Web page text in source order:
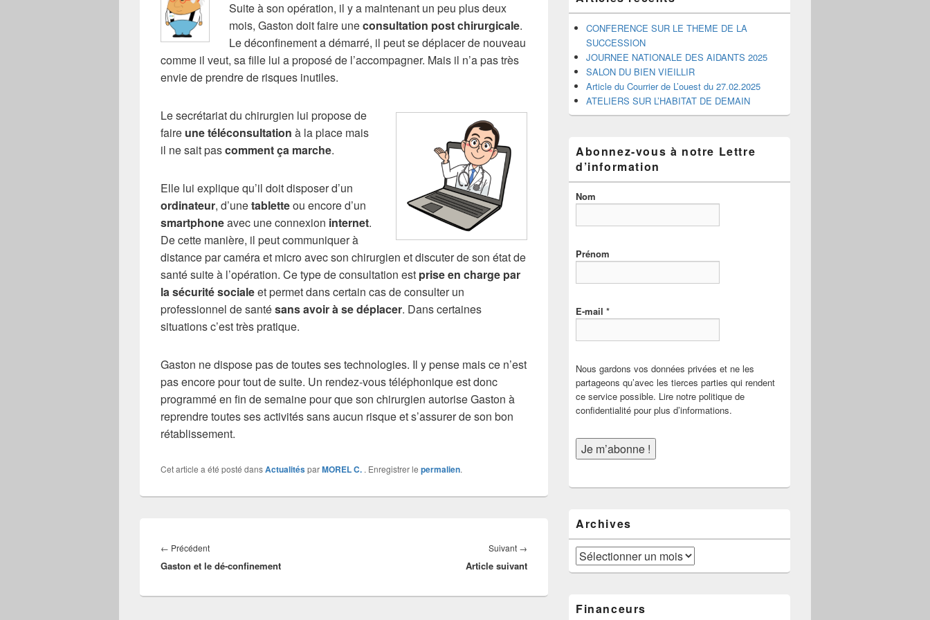
Suite à son opération, il y a maintenant un peu plus deux
mois, Gaston doit faire uneconsultation post chirurgicale.
Le déconfinement a démarré, il peut se déplacer de nouveau
comme il veut, sa fille lui a proposé de l’accompagner. Mais il n’a pas très
envie de prendre de risques inutiles.
Le secrétariat du chirurgien lui propose de
faire une téléconsultation à la place mais
il ne sait pascomment ça marche.
Elle lui explique qu’il doit disposer d’un
ordinateur, d’unetabletteou encore d’un
smartphoneavec une connexion internet.
De cette manière, il peut communiquer à
distance par caméra et micro avec son chirurgien et discuter de son état de
santé suite à l’opération. Ce type de consultation est prise en charge par
la sécurité socialeet permet dans certain cas de consulter un
professionnel de santésans avoir à se déplacer. Dans certaines
situations c’est très pratique.
Gaston ne dispose pas de toutes ses technologies. Il y pense mais ce n’est
pas encore pour tout de suite. Un rendez-vous téléphonique est donc
programmé en fin de semaine pour que son chirurgien autorise Gaston à
reprendre toutes ses activités sans aucun risque et s’assurer de son bon
rétablissement.
Cet article a été posté dansActualitésparMOREL C. . Enregistrer le permalien.
de
l’article
← PrécédentArticle
précédent :
Gaston et le dé-confinement
Suivant →
suivant :
Article suivant
CONFERENCE SUR LE THEME DE LA
SUCCESSION
JOURNEE NATIONALE DES AIDANTS 2025
SALON DU BIEN VIEILLIR
Article du Courrier de L’ouest du 27.02.2025
ATELIERS SUR L’HABITAT DE DEMAIN
Abonnez-vous à notre Lettre
d’information
Nom
Prénom
E-mail *
Nous gardons vos données privées et ne les
partageons qu’avec les tierces parties qui rendent
ce service possible. Lire notre politique de
confidentialité pour plus d’informations.
Archives
Archives
Financeurs